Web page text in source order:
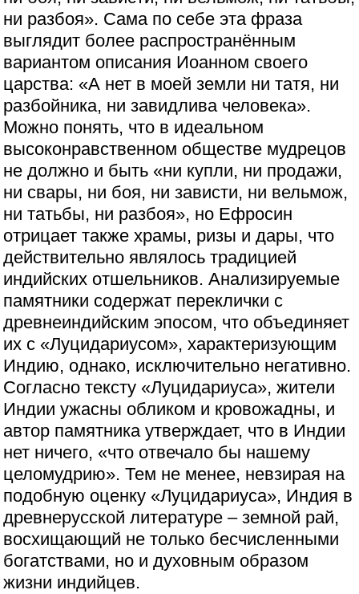
ни разбоя». Сама по себе эта фраза
выглядит более распространённым
вариантом описания Иоанном своего
царства: «А нет в моей земли ни татя, ни
разбойника, ни завидлива человека».
Можно понять, что в идеальном
высоконравственном обществе мудрецов
не должно и быть «ни купли, ни продажи,
ни свары, ни боя, ни зависти, ни вельмож,
ни татьбы, ни разбоя», но Ефросин
отрицает также храмы, ризы и дары, что
действительно являлось традицией
индийских отшельников. Анализируемые
памятники содержат переклички с
древнеиндийским эпосом, что объединяет
их с «Луцидариусом», характеризующим
Индию, однако, исключительно негативно.
Согласно тексту «Луцидариуса», жители
Индии ужасны обликом и кровожадны, и
автор памятника утверждает, что в Индии
нет ничего, «что отвечало бы нашему
целомудрию». Тем не менее, невзирая на
подобную оценку «Луцидариуса», Индия в
древнерусской литературе – земной рай,
восхищающий не только бесчисленными
богатствами, но и духовным образом
жизни индийцев.